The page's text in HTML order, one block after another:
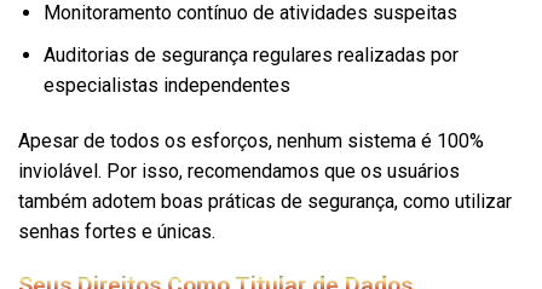
Monitoramento contínuo de atividades suspeitas
Auditorias de segurança regulares realizadas por
especialistas independentes
Apesar de todos os esforços, nenhum sistema é 100%
inviolável. Por isso, recomendamos que os usuários
também adotem boas práticas de segurança, como utilizar
senhas fortes e únicas.